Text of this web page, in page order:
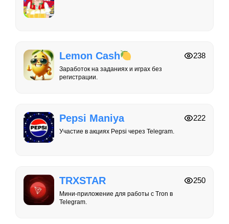
Lemon Cash
Заработок на заданиях и играх без
регистрации.
238
Pepsi Maniya
Участие в акциях Pepsi через Telegram.
222
TRXSTAR
Мини-приложение для работы с Tron в
Telegram.
250